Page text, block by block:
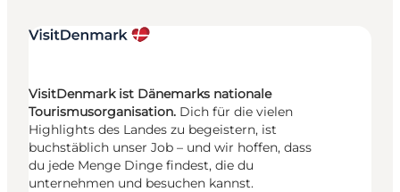
VisitDenmark ist Dänemarks nationale
Tourismusorganisation. Dich für die vielen
Highlights des Landes zu begeistern, ist
buchstäblich unser Job – und wir hoffen, dass
du jede Menge Dinge findest, die du
unternehmen und besuchen kannst.